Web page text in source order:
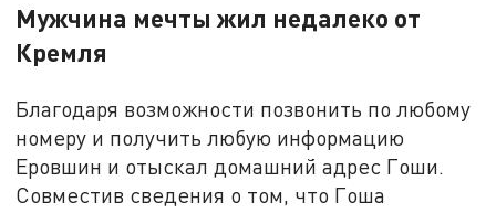
Мужчина мечты жил недалеко от
Кремля
Благодаря возможности позвонить по любому
номеру и получить любую информацию
Еровшин и отыскал домашний адрес Гоши.
Совместив сведения о том, что Гоша